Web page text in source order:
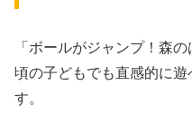
「ボールがジャンプ！森
頃の子どもでも直感的に
す。